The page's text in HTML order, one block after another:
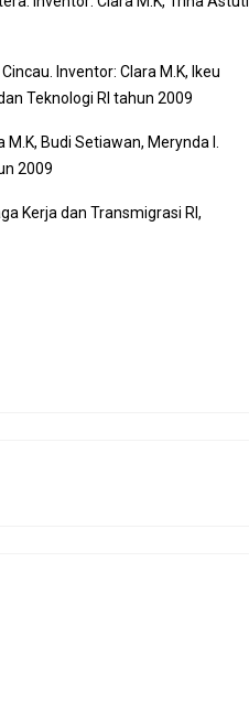
Inventor: Clara M.K, Ikeu
Teknologi RI tahun 2009
M.K, Budi Setiawan, Merynda I.
2009
Kerja dan Transmigrasi RI,